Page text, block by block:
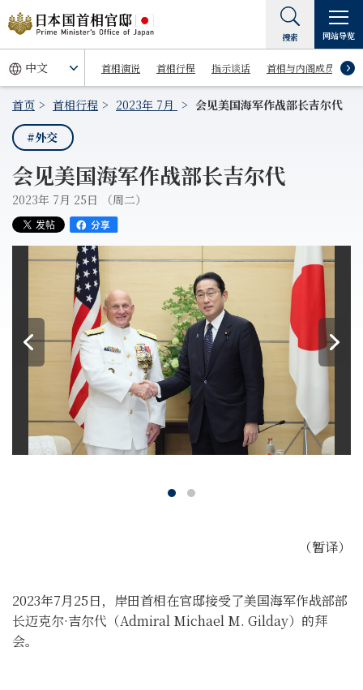
首相演说 首相行程 指示谈话 首相与内阁成员
搜索 网站导览
首页 首相行程 2023年 7月
会见美国海军作战部长吉尔代
#外交
会见美国海军作战部长吉尔代
2023年 7月 25日 （周二）
（暂译）
2023年7月25日，岸田首相在官邸接受了美国海军作战部部
长迈克尔·吉尔代（Admiral Michael M. Gilday）的拜
会。